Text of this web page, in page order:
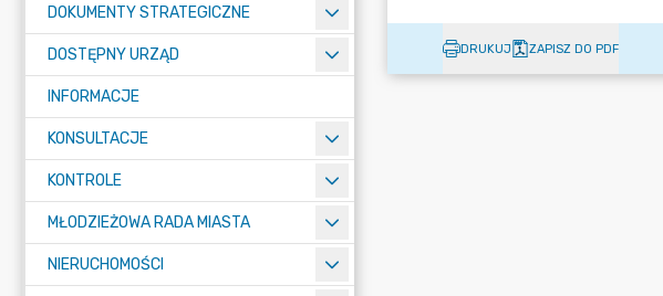
DOKUMENTY STRATEGICZNE
DOSTĘPNY URZĄD
INFORMACJE
KONSULTACJE
KONTROLE
MŁODZIEŻOWA RADA MIASTA
NIERUCHOMOŚCI
DRUKUJ ZAPISZ DO PDF